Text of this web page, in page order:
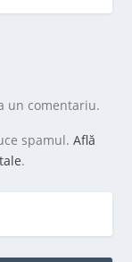
un comentariu.
spamul.Află
.